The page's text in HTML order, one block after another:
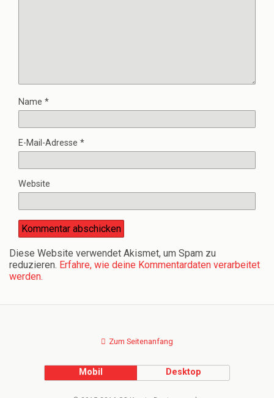
Name *
E-Mail-Adresse *
Website
Diese Website verwendet Akismet, um Spam zu
reduzieren. Erfahre, wie deine Kommentardaten verarbeitet
werden.
Zum Seitenanfang
Mobil Desktop